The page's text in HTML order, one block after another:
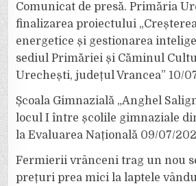
Comunicat de presă. Primăria
finalizarea proiectului
energetice și gestionarea
sediul Primăriei și Căminul
Urechești, județul Vrancea” 10/
Școala Gimnazială „Anghel
locul I între școlile gimnaziale
la Evaluarea Națională 09/07/
Fermierii vrânceni trag un nou
prețuri prea mici la laptele